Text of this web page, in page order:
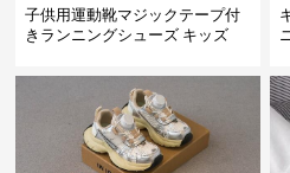
子供用運動靴マジックテープ付
きランニングシューズ キッズ